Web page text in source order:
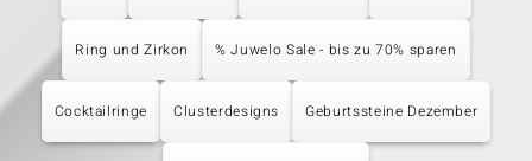
Ring und Zirkon % Juwelo Sale - bis zu 70% sparen
Cocktailringe Clusterdesigns Geburtssteine Dezember